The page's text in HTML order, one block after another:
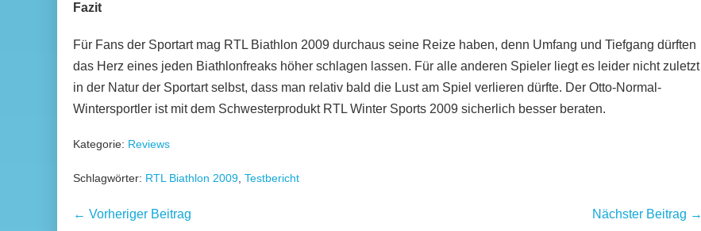
Fazit
Für Fans der Sportart mag RTL Biathlon 2009 durchaus seine Reize haben, denn Umfang und Tiefgang dürften
das Herz eines jeden Biathlonfreaks höher schlagen lassen. Für alle anderen Spieler liegt es leider nicht zuletzt
in der Natur der Sportart selbst, dass man relativ bald die Lust am Spiel verlieren dürfte. Der Otto-Normal-
Wintersportler ist mit dem Schwesterprodukt RTL Winter Sports 2009 sicherlich besser beraten.
Kategorie: Reviews
Schlagwörter: RTL Biathlon 2009 Testbericht
Beitragsnavigation
← Vorheriger Beitrag Nächster Beitrag →